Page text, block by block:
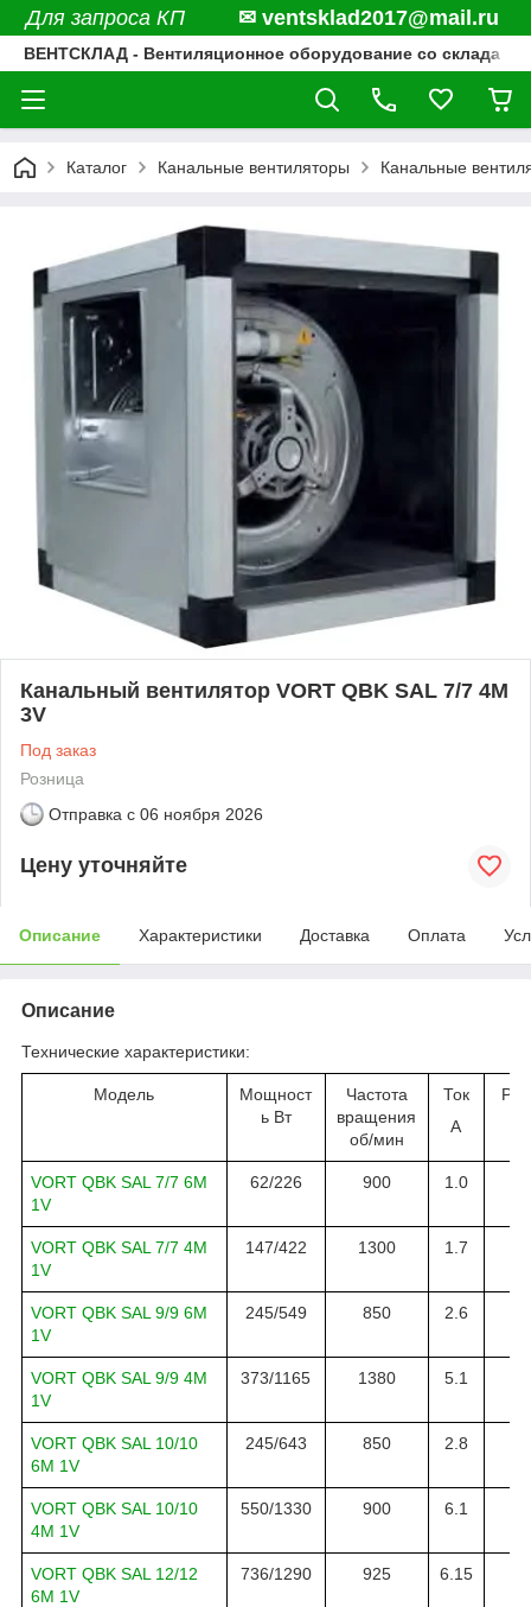
Для запроса КП ✉ ventsklad2017@mail.ru
ВЕНТСКЛАД - Вентиляционное оборудование со склада
Каталог Канальные вентиляторы Канальные
Канальный вентилятор VORT QBK SAL 7/7 4M
3V
Под заказ
Розница
Отправка с 06 ноября 2026
Цену уточняйте
Описание Характеристики Доставка Оплата
Описание
Технические характеристики:
Модель
Мощност
ь Вт
Частота
вращения
об/мин
Ток
А
VORT QBK SAL 7/7 6M
1V
62/226 900 1.0
VORT QBK SAL 7/7 4M
1V
147/422 1300 1. 7
VORT QBK SAL 9/9 6M
1V
245/549 850 2.6
VORT QBK SAL 9/9 4M
1V
373/1165 1380 5.1
VORT QBK SAL 10/10
6M 1V
245/643 850 2.8
VORT QBK SAL 10/10
4M 1V
550/1330 900 6.1
VORT QBK SAL 12/12
6M 1V
736/1290 925 6.15